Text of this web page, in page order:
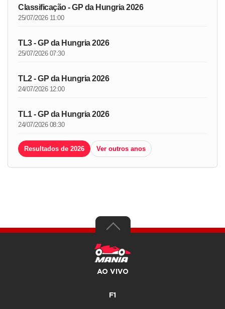
Classificação - GP da Hungria 2026
25/07/2026 11:00
TL3 - GP da Hungria 2026
25/07/2026 07:30
TL2 - GP da Hungria 2026
24/07/2026 12:00
TL1 - GP da Hungria 2026
24/07/2026 08:30
Resultados de 2026 Ver outros anos
AO VIVO
F1